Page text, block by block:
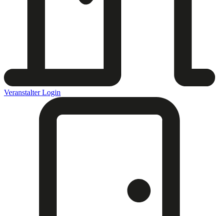
Veranstalter Login